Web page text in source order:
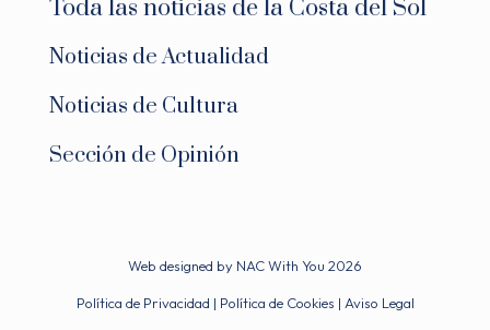
Toda las noticias de la Costa del Sol
Noticias de Actualidad
Noticias de Cultura
Sección de Opinión
Web designed by NAC With You 2026
Política de Privacidad | Política de Cookies | Aviso Legal